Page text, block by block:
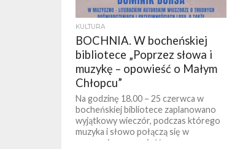
KULTURA
BOCHNIA. W bocheńskiej
bibliotece „Poprzez słowa i
muzykę – opowieść o Małym
Chłopcu”
Na godzinę 18.00 – 25 czerwca w
bocheńskiej bibliotece zaplanowano
wyjątkowy wieczór, podczas którego
muzyka i słowo połączą się w
poruszającą opowieść...